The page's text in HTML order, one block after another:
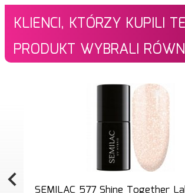
KLIENCI, KTÓRZY KUPILI
PRODUKT WYBRALI